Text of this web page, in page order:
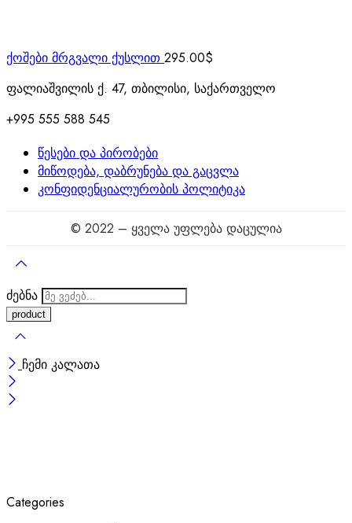
ქოშები მრგვალი ქუსლით 295.00$
ფალიაშვილის ქ. 47, თბილისი, საქართველო
+995 555 588 545
წესები და პირობები
მიწოდება, დაბრუნება და გაცვლა
კონფიდენციალურობის პოლიტიკა
© 2022 – ყველა უფლება დაცულია
ძებნა
ჩემი კალათა
Categories